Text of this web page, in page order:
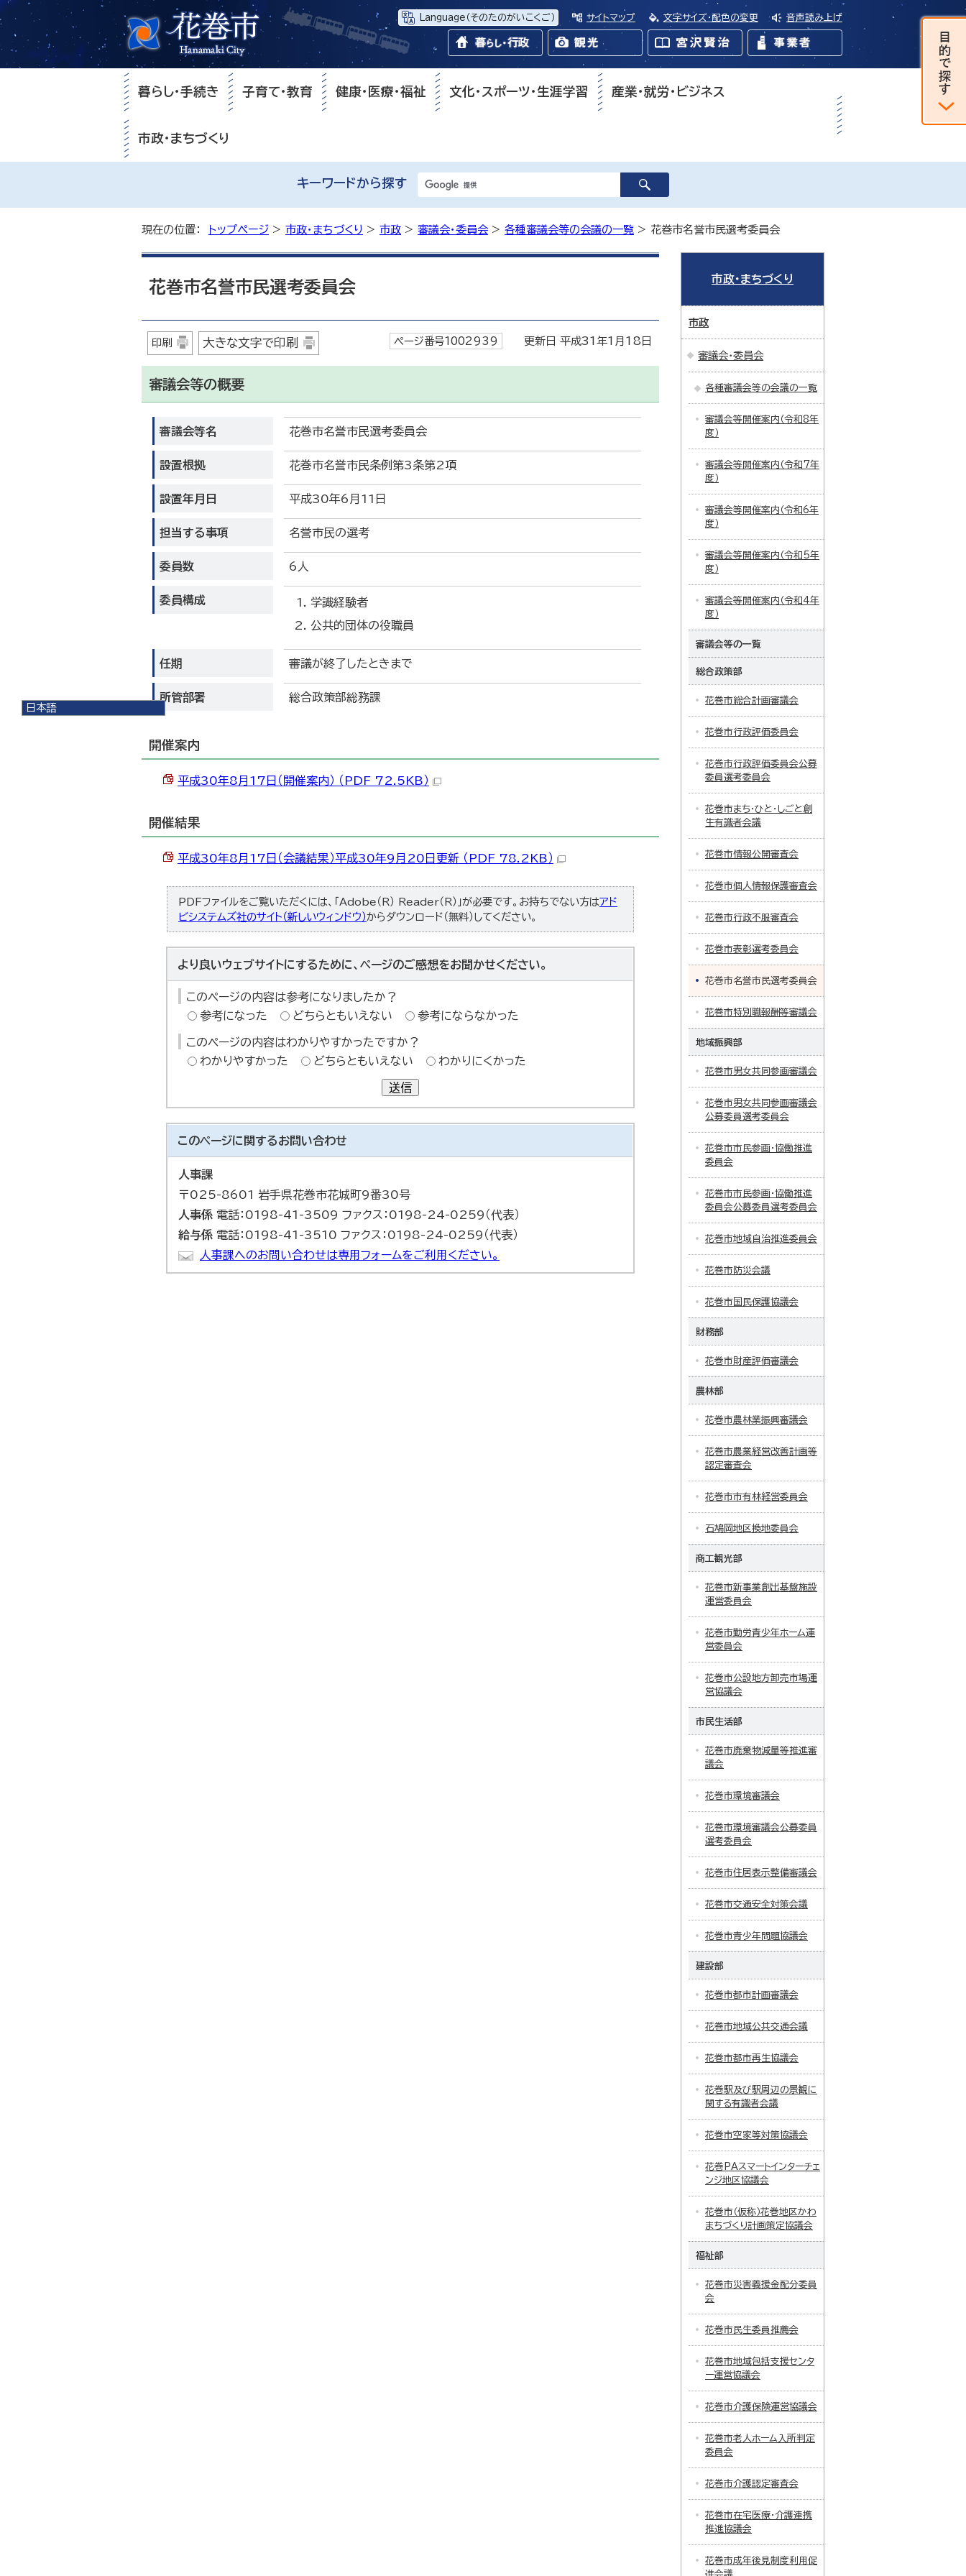
Language （そのたのがいこくご） サイトマップ 文字サイズ・配色の変更 音声読み上げ
日本語
暮らし・手続き 子育て・教育 健康・医療・福祉 文化・スポーツ・生涯学習 産業・就労・ビジネス
市政・まちづくり
キーワードから探す
現在の位置： トップページ > 市政・まちづくり > 市政 > 審議会・委員会 > 各種審議会等の会議の一覧 > 花巻市名誉市民選考委員会
花巻市名誉市民選考委員会
印刷 大きな文字で印刷 ページ番号1002939 更新日 平成31年1月18日
審議会等の概要
審議会等名 花巻市名誉市民選考委員会
設置根拠 花巻市名誉市民条例第3条第2項
設置年月日 平成30年6月11日
担当する事項 名誉市民の選考
委員数 6人
委員構成
学識経験者
公共的団体の役職員
任期 審議が終了したときまで
所管部署 総合政策部総務課
開催案内
平成30年8月17日（開催案内） （PDF 72.5KB）
開催結果
平成30年8月17日（会議結果）平成30年9月20日更新 （PDF 78.2KB）
PDFファイルをご覧いただくには、「Adobe（R） Reader（R）」が必要です。お持ちでない方はアド
ビシステムズ社のサイト（新しいウィンドウ）からダウンロード（無料）してください。
より良いウェブサイトにするために、ページのご感想をお聞かせください。
このページの内容は参考になりましたか？
参考になった
どちらともいえない 参考にならなかった
このページの内容はわかりやすかったですか？
わかりやすかった
どちらともいえない わかりにくかった
送信
このページに関するお問い合わせ
人事課
〒025-8601 岩手県花巻市花城町9番30号
人事係 電話：0198-41-3509 ファクス：0198-24-0259（代表）
給与係 電話：0198-41-3510 ファクス：0198-24-0259（代表）
人事課へのお問い合わせは専用フォームをご利用ください。
市政・まちづくり
市政
審議会・委員会
各種審議会等の会議の一覧
審議会等開催案内（令和8年
度）
審議会等開催案内（令和7年
度）
審議会等開催案内（令和6年
度）
審議会等開催案内（令和5年
度）
審議会等開催案内（令和4年
度）
審議会等の一覧
総合政策部
花巻市総合計画審議会
花巻市行政評価委員会
花巻市行政評価委員会公募
委員選考委員会
花巻市まち・ひと・しごと創
生有識者会議
花巻市情報公開審査会
花巻市個人情報保護審査会
花巻市行政不服審査会
花巻市表彰選考委員会
花巻市名誉市民選考委員会
花巻市特別職報酬等審議会
地域振興部
花巻市男女共同参画審議会
花巻市男女共同参画審議会
公募委員選考委員会
花巻市市民参画・協働推進
委員会
花巻市市民参画・協働推進
委員会公募委員選考委員会
花巻市地域自治推進委員会
花巻市防災会議
花巻市国民保護協議会
財務部
花巻市財産評価審議会
農林部
花巻市農林業振興審議会
花巻市農業経営改善計画等
認定審査会
花巻市市有林経営委員会
石鳩岡地区換地委員会
商工観光部
花巻市新事業創出基盤施設
運営委員会
花巻市勤労青少年ホーム運
営委員会
花巻市公設地方卸売市場運
営協議会
市民生活部
花巻市廃棄物減量等推進審
議会
花巻市環境審議会
花巻市環境審議会公募委員
選考委員会
花巻市住居表示整備審議会
花巻市交通安全対策会議
花巻市青少年問題協議会
建設部
花巻市都市計画審議会
花巻市地域公共交通会議
花巻市都市再生協議会
花巻駅及び駅周辺の景観に
関する有識者会議
花巻市空家等対策協議会
花巻PAスマートインターチェ
ンジ地区協議会
花巻市（仮称）花巻地区かわ
まちづくり計画策定協議会
福祉部
花巻市災害義援金配分委員
会
花巻市民生委員推薦会
花巻市地域包括支援センタ
ー運営協議会
花巻市介護保険運営協議会
花巻市老人ホーム入所判定
委員会
花巻市介護認定審査会
花巻市在宅医療・介護連携
推進協議会
花巻市成年後見制度利用促